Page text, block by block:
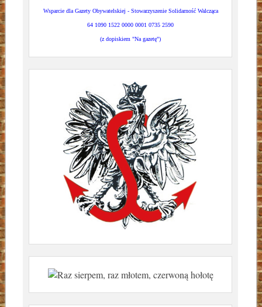
Wsparcie dla Gazety Obywatelskiej - Stowarzyszenie Solidarność Walcząca
64 1090 1522 0000 0001 0735 2590
(z dopiskiem "Na gazetę")